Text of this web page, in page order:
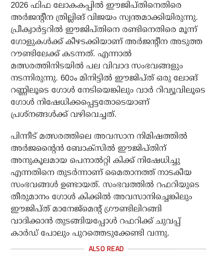
2026 ഫിഫ ലോകകപ്പില്‍ ഈജിപ്തിനെതിരെ
അര്‍ജന്റീന ത്രില്ലിങ് വിജയം സ്വന്തമാക്കിയിരുന്നു.
പ്രീക്വാര്‍ട്ടറില്‍ ഈജിപ്തിനെ രണ്ടിനെതിരെ മൂന്ന്
ഗോളുകള്‍ക്ക് കീഴടക്കിയാണ് അര്‍ജന്റീന അടുത്ത
റൗണ്ടിലേക്ക് കടന്നത്. എന്നാല്‍
മത്സരത്തിനിടയില്‍ പല വിവാദ സംഭവങ്ങളും
നടന്നിരുന്നു. 60ാം മിനിട്ടില്‍ ഈജിപ്ത് ഒരു ലോങ്
റണ്ണിലൂടെ ഗോള്‍ നേടിയെങ്കിലും വാര്‍ റിവ്യൂവിലൂടെ
ഗോള്‍ നിഷേധിക്കപ്പെട്ടതോടെയാണ്
പ്രശ്‌നങ്ങള്‍ക്ക് വഴിവെച്ചത്.
പിന്നീട് മത്സരത്തിലെ അവസാന നിമിഷത്തില്‍
അര്‍ജന്റൈന്‍ ബോക്‌സില്‍ ഈജിപ്തിന്
അനുകൂലമായ പെനാല്‍റ്റി കിക്ക് നിഷേധിച്ചു
എന്നതിനെ തുടര്‍ന്നാണ് മൈതാനത്ത് നാടകീയ
സംഭവങ്ങള്‍ ഉണ്ടായത്. സംഭവത്തില്‍ റഫറിയുടെ
തീരുമാനം ഗോള്‍ കിക്കില്‍ അവസാനിച്ചെങ്കിലും
ഈജിപ്ത് മാനേജ്‌മെന്റ് ഗ്രൗണ്ടിലിറങ്ങി
വാദിക്കാന്‍ തുടങ്ങിയപ്പോള്‍ റഫറിക്ക് ചുവപ്പ്
കാര്‍ഡ് പോലും പുറത്തെടുക്കേണ്ടി വന്നു.